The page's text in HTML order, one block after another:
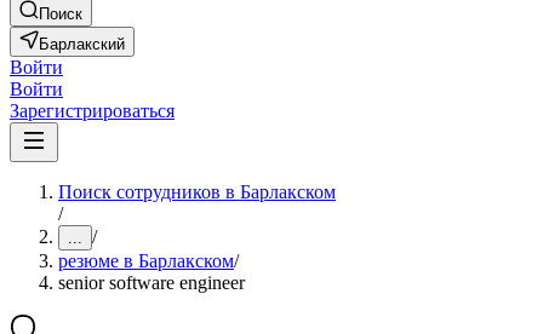
Поиск
Барлакский
Войти
Войти
Зарегистрироваться
Поиск сотрудников в Барлакском
/
... /
резюме в Барлакском/
senior software engineer